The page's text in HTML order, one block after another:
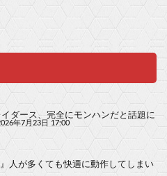
イダース、完全にモンハンだと話題に
年7月23日 17:00
人が多くても快適に動作してしまい